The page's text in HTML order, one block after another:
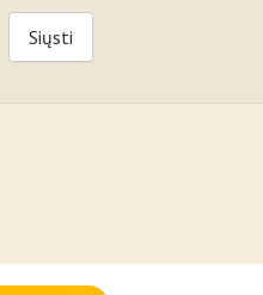
Siųsti